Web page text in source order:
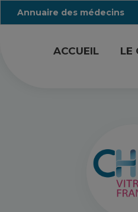
Annuaire des médecins
ACCUEIL LE